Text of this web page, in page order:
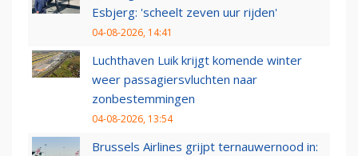
Esbjerg: 'scheelt zeven uur rijden'
04-08-2026, 14:41
Luchthaven Luik krijgt komende winter
weer passagiersvluchten naar
zonbestemmingen
04-08-2026, 13:54
Brussels Airlines grijpt ternauwernood in: